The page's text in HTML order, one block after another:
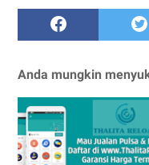
Anda mungkin